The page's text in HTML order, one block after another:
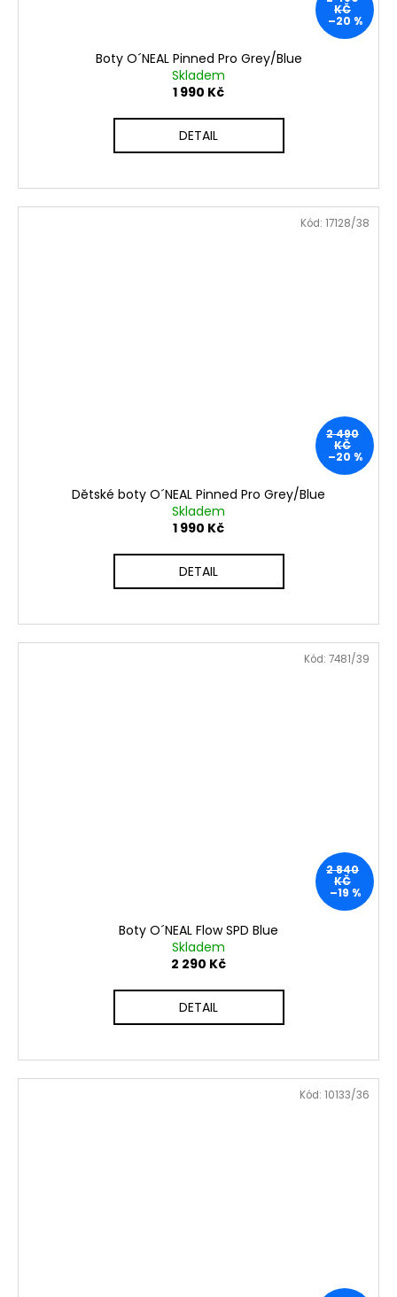
KČ
–20 %
Boty O´NEAL Pinned Pro Grey/Blue
Skladem
1 990 Kč
DETAIL
2 490
KČ
–20 %
Dětské boty O´NEAL Pinned Pro Grey/Blue
Skladem
1 990 Kč
DETAIL
Kód: 17128/38
2 840
KČ
–19 %
Boty O´NEAL Flow SPD Blue
Skladem
2 290 Kč
DETAIL
Kód: 7481/39
Kód: 10133/36